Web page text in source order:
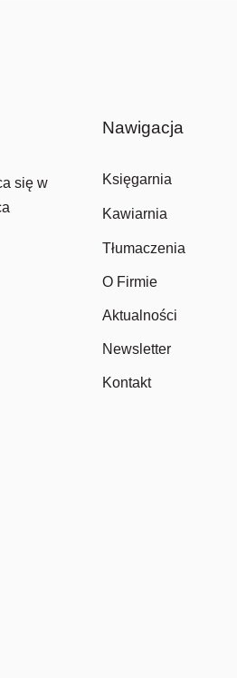
się w
Nawigacja
Księgarnia
Kawiarnia
Tłumaczenia
O Firmie
Aktualności
Newsletter
Kontakt